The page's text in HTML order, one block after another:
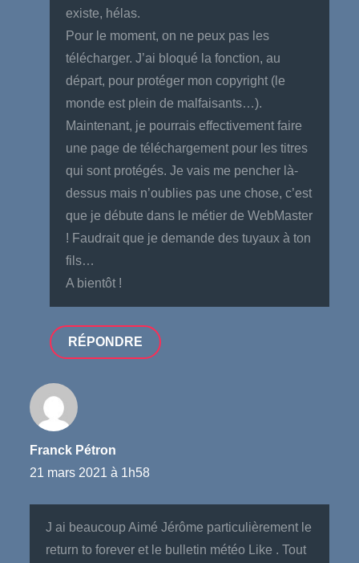
existe, hélas.
Pour le moment, on ne peux pas les
télécharger. J’ai bloqué la fonction, au
départ, pour protéger mon copyright (le
monde est plein de malfaisants…).
Maintenant, je pourrais effectivement faire
une page de téléchargement pour les titres
qui sont protégés. Je vais me pencher là-
dessus mais n’oublies pas une chose, c’est
que je débute dans le métier de WebMaster
! Faudrait que je demande des tuyaux à ton
fils…
A bientôt !
RÉPONDRE
Franck Pétron
21 mars 2021 à 1h58
J ai beaucoup Aimé Jérôme particulièrement le
return to forever et le bulletin météo Like . Tout